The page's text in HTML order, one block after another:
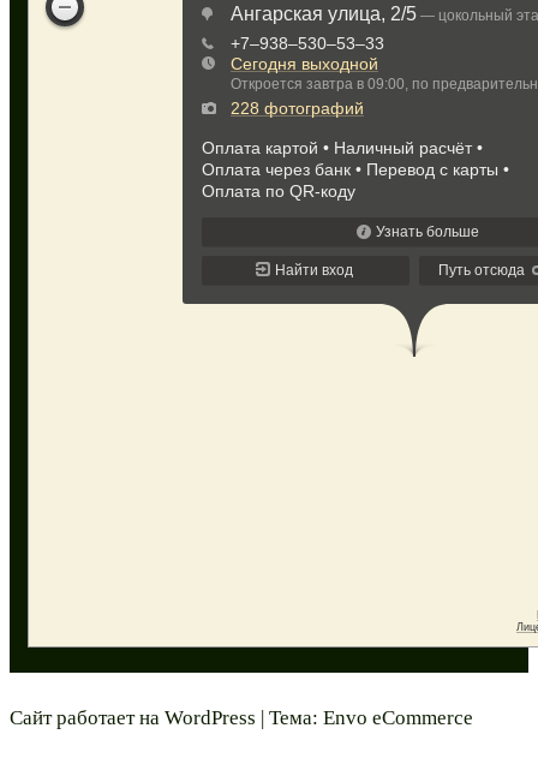
Сайт работает на WordPress | Тема: Envo eCommerce